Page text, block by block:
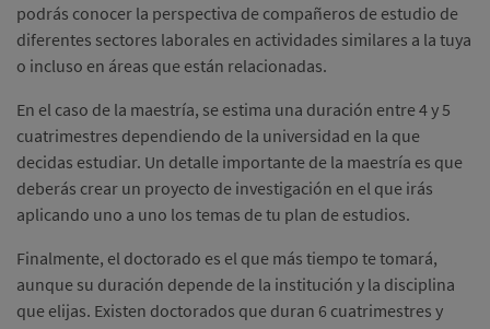
podrás conocer la perspectiva de compañeros de estudio de
diferentes sectores laborales en actividades similares a la tuya
o incluso en áreas que están relacionadas.
En el caso de la maestría, se estima una duración entre 4 y 5
cuatrimestres dependiendo de la universidad en la que
decidas estudiar. Un detalle importante de la maestría es que
deberás crear un proyecto de investigación en el que irás
aplicando uno a uno los temas de tu plan de estudios.
Finalmente, el doctorado es el que más tiempo te tomará,
aunque su duración depende de la institución y la disciplina
que elijas. Existen doctorados que duran 6 cuatrimestres y